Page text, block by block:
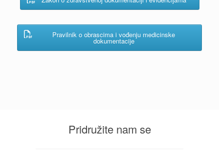
Pravilnik o obrascima i vođenju medicinske
dokumentacije
Pridružite nam se